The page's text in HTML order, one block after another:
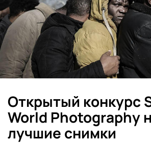
Открытый конкурс
World Photography
лучшие снимки